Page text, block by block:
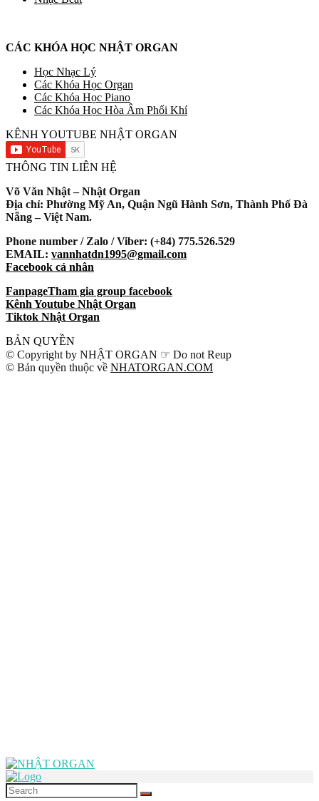
CÁC KHÓA HỌC NHẬT ORGAN
Học Nhạc Lý
Các Khóa Học Organ
Các Khóa Học Piano
Các Khóa Học Hòa Âm Phối Khí
KÊNH YOUTUBE NHẬT ORGAN
THÔNG TIN LIÊN HỆ
Võ Văn Nhật – Nhật Organ
Địa chỉ: Phường Mỹ An, Quận Ngũ Hành Sơn, Thành Phố Đà
Nẵng – Việt Nam.
Phone number / Zalo / Viber: (+84) 775.526.529
EMAIL: vannhatdn1995@gmail.com
Facebook cá nhân
FanpageTham gia group facebook
Kênh Youtube Nhật Organ
Tiktok Nhật Organ
BẢN QUYỀN
© Copyright by NHẬT ORGAN ☞ Do not Reup
© Bản quyền thuộc về NHATORGAN.COM